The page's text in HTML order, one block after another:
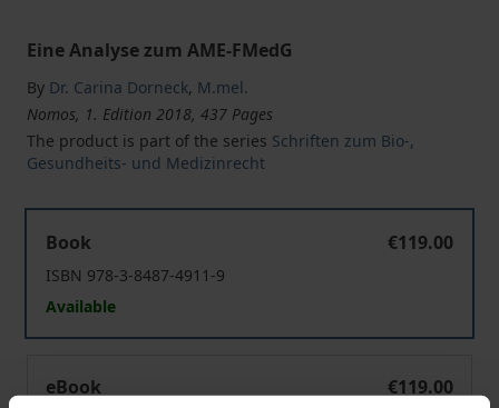
Eine Analyse zum AME-FMedG
By Dr. Carina Dorneck, M.mel.
Nomos, 1. Edition 2018, 437 Pages
The product is part of the series Schriften zum Bio-,
Gesundheits- und Medizinrecht
Book
€119.00
ISBN 978-3-8487-4911-9
Available
eBook
€119.00